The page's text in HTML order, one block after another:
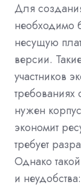
Для
необходимо
несущую
версии.
участников
требованиях
нужен
экономит
требует
Однако
и